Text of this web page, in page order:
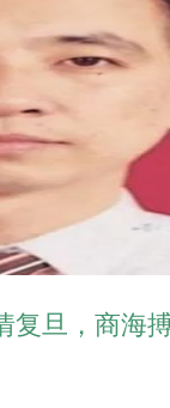
复旦，商海